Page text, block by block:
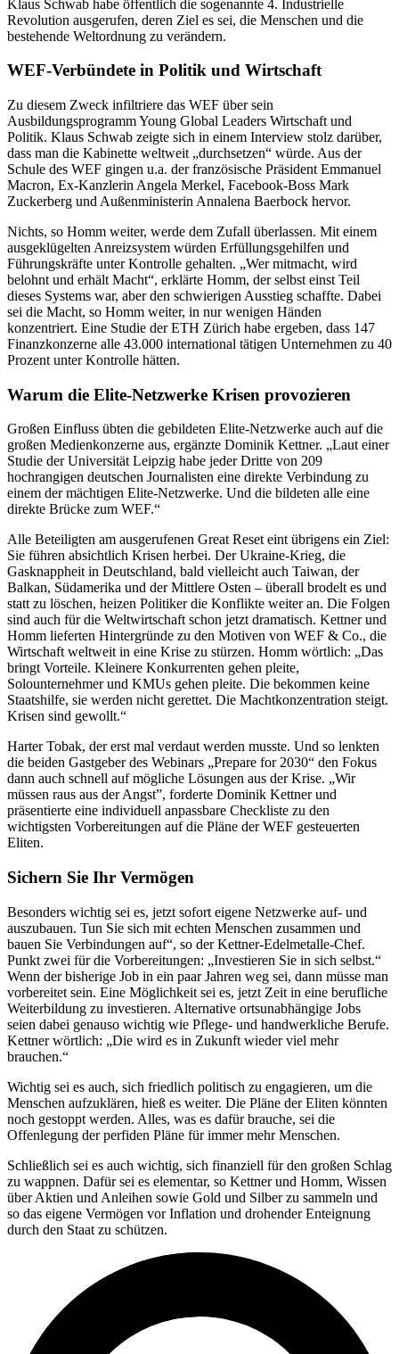
Klaus Schwab habe öffentlich die sogenannte 4. Industrielle
Revolution ausgerufen, deren Ziel es sei, die Menschen und die
bestehende Weltordnung zu verändern.
WEF-Verbündete in Politik und Wirtschaft
Zu diesem Zweck infiltriere das WEF über sein
Ausbildungsprogramm Young Global Leaders Wirtschaft und
Politik. Klaus Schwab zeigte sich in einem Interview stolz darüber,
dass man die Kabinette weltweit „durchsetzen“ würde. Aus der
Schule des WEF gingen u.a. der französische Präsident Emmanuel
Macron, Ex-Kanzlerin Angela Merkel, Facebook-Boss Mark
Zuckerberg und Außenministerin Annalena Baerbock hervor.
Nichts, so Homm weiter, werde dem Zufall überlassen. Mit einem
ausgeklügelten Anreizsystem würden Erfüllungsgehilfen und
Führungskräfte unter Kontrolle gehalten. „Wer mitmacht, wird
belohnt und erhält Macht“, erklärte Homm, der selbst einst Teil
dieses Systems war, aber den schwierigen Ausstieg schaffte. Dabei
sei die Macht, so Homm weiter, in nur wenigen Händen
konzentriert. Eine Studie der ETH Zürich habe ergeben, dass 147
Finanzkonzerne alle 43.000 international tätigen Unternehmen zu 40
Prozent unter Kontrolle hätten.
Warum die Elite-Netzwerke Krisen provozieren
Großen Einfluss übten die gebildeten Elite-Netzwerke auch auf die
großen Medienkonzerne aus, ergänzte Dominik Kettner. „Laut einer
Studie der Universität Leipzig habe jeder Dritte von 209
hochrangigen deutschen Journalisten eine direkte Verbindung zu
einem der mächtigen Elite-Netzwerke. Und die bildeten alle eine
direkte Brücke zum WEF.“
Alle Beteiligten am ausgerufenen Great Reset eint übrigens ein Ziel:
Sie führen absichtlich Krisen herbei. Der Ukraine-Krieg, die
Gasknappheit in Deutschland, bald vielleicht auch Taiwan, der
Balkan, Südamerika und der Mittlere Osten – überall brodelt es und
statt zu löschen, heizen Politiker die Konflikte weiter an. Die Folgen
sind auch für die Weltwirtschaft schon jetzt dramatisch. Kettner und
Homm lieferten Hintergründe zu den Motiven von WEF & Co., die
Wirtschaft weltweit in eine Krise zu stürzen. Homm wörtlich: „Das
bringt Vorteile. Kleinere Konkurrenten gehen pleite,
Solounternehmer und KMUs gehen pleite. Die bekommen keine
Staatshilfe, sie werden nicht gerettet. Die Machtkonzentration steigt.
Krisen sind gewollt.“
Harter Tobak, der erst mal verdaut werden musste. Und so lenkten
die beiden Gastgeber des Webinars „Prepare for 2030“ den Fokus
dann auch schnell auf mögliche Lösungen aus der Krise. „Wir
müssen raus aus der Angst”, forderte Dominik Kettner und
präsentierte eine individuell anpassbare Checkliste zu den
wichtigsten Vorbereitungen auf die Pläne der WEF gesteuerten
Eliten.
Sichern Sie Ihr Vermögen
Besonders wichtig sei es, jetzt sofort eigene Netzwerke auf- und
auszubauen. Tun Sie sich mit echten Menschen zusammen und
bauen Sie Verbindungen auf“, so der Kettner-Edelmetalle-Chef.
Punkt zwei für die Vorbereitungen: „Investieren Sie in sich selbst.“
Wenn der bisherige Job in ein paar Jahren weg sei, dann müsse man
vorbereitet sein. Eine Möglichkeit sei es, jetzt Zeit in eine berufliche
Weiterbildung zu investieren. Alternative ortsunabhängige Jobs
seien dabei genauso wichtig wie Pflege- und handwerkliche Berufe.
Kettner wörtlich: „Die wird es in Zukunft wieder viel mehr
brauchen.“
Wichtig sei es auch, sich friedlich politisch zu engagieren, um die
Menschen aufzuklären, hieß es weiter. Die Pläne der Eliten könnten
noch gestoppt werden. Alles, was es dafür brauche, sei die
Offenlegung der perfiden Pläne für immer mehr Menschen.
Schließlich sei es auch wichtig, sich finanziell für den großen Schlag
zu wappnen. Dafür sei es elementar, so Kettner und Homm, Wissen
über Aktien und Anleihen sowie Gold und Silber zu sammeln und
so das eigene Vermögen vor Inflation und drohender Enteignung
durch den Staat zu schützen.